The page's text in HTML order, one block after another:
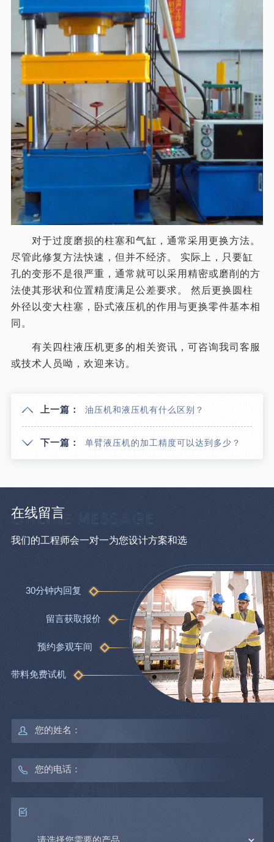
对于过度磨损的柱塞和气缸，通常采用更换方法。
尽管此修复方法快速，但并不经济。 实际上，只要缸
孔的变形不是很严重，通常就可以采用精密或磨削的方
法使其形状和位置精度满足公差要求。 然后更换圆柱
外径以变大柱塞，卧式液压机的作用与更换零件基本相
同。
有关四柱液压机更多的相关资讯，可咨询我司客服
或技术人员呦，欢迎来访。
上一篇： 油压机和液压机有什么区别？
下一篇： 单臂液压机的加工精度可以达到多少？
在线留言
我们的工程师会一对一为您设计方案和选
30分钟内回复
留言获取报价
预约参观车间
带料免费试机